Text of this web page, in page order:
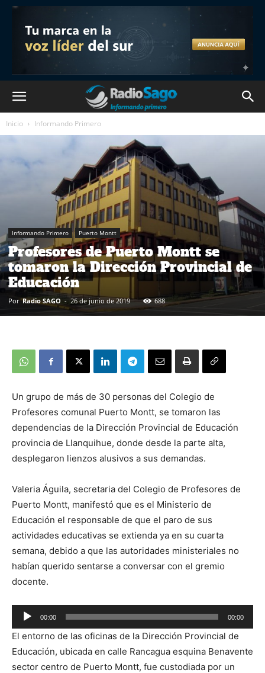
Inicio Informando Primero
Informando Primero Puerto Montt
Profesores de Puerto Montt se
tomaron la Dirección Provincial de
Educación
Por Radio SAGO - 26 de junio de 2019 688
Un grupo de más de 30 personas del Colegio de
Profesores comunal Puerto Montt, se tomaron las
dependencias de la Dirección Provincial de Educación
provincia de Llanquihue, donde desde la parte alta,
desplegaron lienzos alusivos a sus demandas.
Valeria Águila, secretaria del Colegio de Profesores de
Puerto Montt, manifestó que es el Ministerio de
Educación el responsable de que el paro de sus
actividades educativas se extienda ya en su cuarta
semana, debido a que las autoridades ministeriales no
habían querido sentarse a conversar con el gremio
docente.
Reproductor
de
audio
00:00 00:00
El entorno de las oficinas de la Dirección Provincial de
Educación, ubicada en calle Rancagua esquina Benavente
sector centro de Puerto Montt, fue custodiada por un